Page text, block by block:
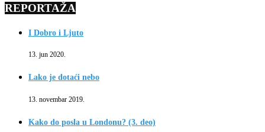
REPORTAŽA
I Dobro i Ljuto
13. jun 2020.
Lako je dotaći nebo
13. novembar 2019.
Kako do posla u Londonu? (3. deo)